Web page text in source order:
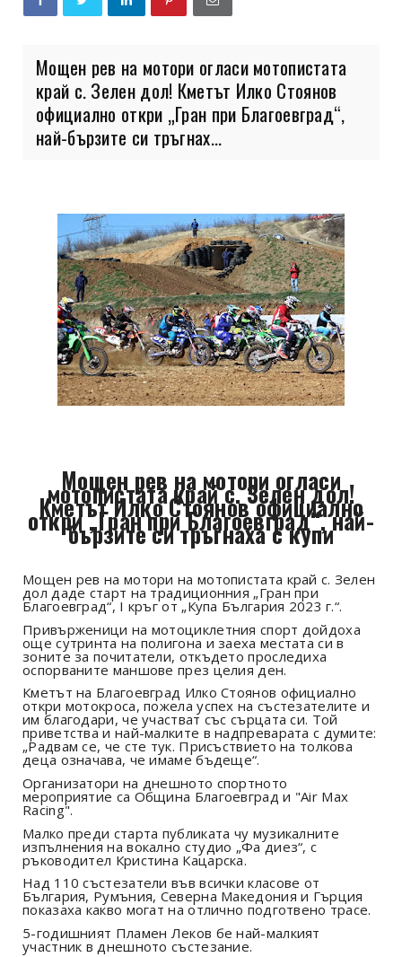
Мощен рев на мотори огласи мотопистата
край с. Зелен дол! Кметът Илко Стоянов
официално откри „Гран при Благоевград“,
най-бързите си тръгнах...
Мощен рев на мотори огласи
мотопистата край с. Зелен дол!
Кметът Илко Стоянов официално
откри „Гран при Благоевград“, най-
бързите си тръгнаха с купи
Мощен рев на мотори на мотопистата край с. Зелен
дол даде старт на традиционния „Гран при
Благоевград“, I кръг от „Купа България 2023 г.“.
Привърженици на мотоциклетния спорт дойдоха
още сутринта на полигона и заеха местата си в
зоните за почитатели, откъдето проследиха
оспорваните маншове през целия ден.
Кметът на Благоевград Илко Стоянов официално
откри мотокроса, пожела успех на състезателите и
им благодари, че участват със сърцата си. Той
приветства и най-малките в надпреварата с думите:
„Радвам се, че сте тук. Присъствието на толкова
деца означава, че имаме бъдеще“.
Организатори на днешното спортното
мероприятие са Община Благоевград и "Air Max
Racing".
Малко преди старта публиката чу музикалните
изпълнения на вокално студио „Фа диез“, с
ръководител Кристина Кацарска.
Над 110 състезатели във всички класове от
България, Румъния, Северна Македония и Гърция
показаха какво могат на отлично подготвено трасе.
5-годишният Пламен Леков бе най-малкият
участник в днешното състезание.